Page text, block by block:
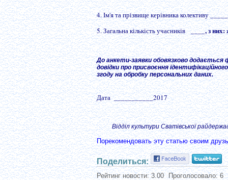
4. Ім'я та прізвище керівника колективу
5. Загальна кількість учасників____,з них:
До анкети-заявки обовязково додається
довідки про присвоєння
згоду на обробку персональних даних.
Дата___________2017Підпис
Відділ культури Сватівської
Порекомендовать эту статью своим
Поделиться:
Рейтинг новости:3.00 Проголосовало:6